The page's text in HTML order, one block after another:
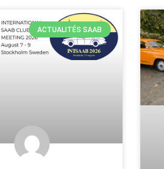
ACTUALITÉS SAAB